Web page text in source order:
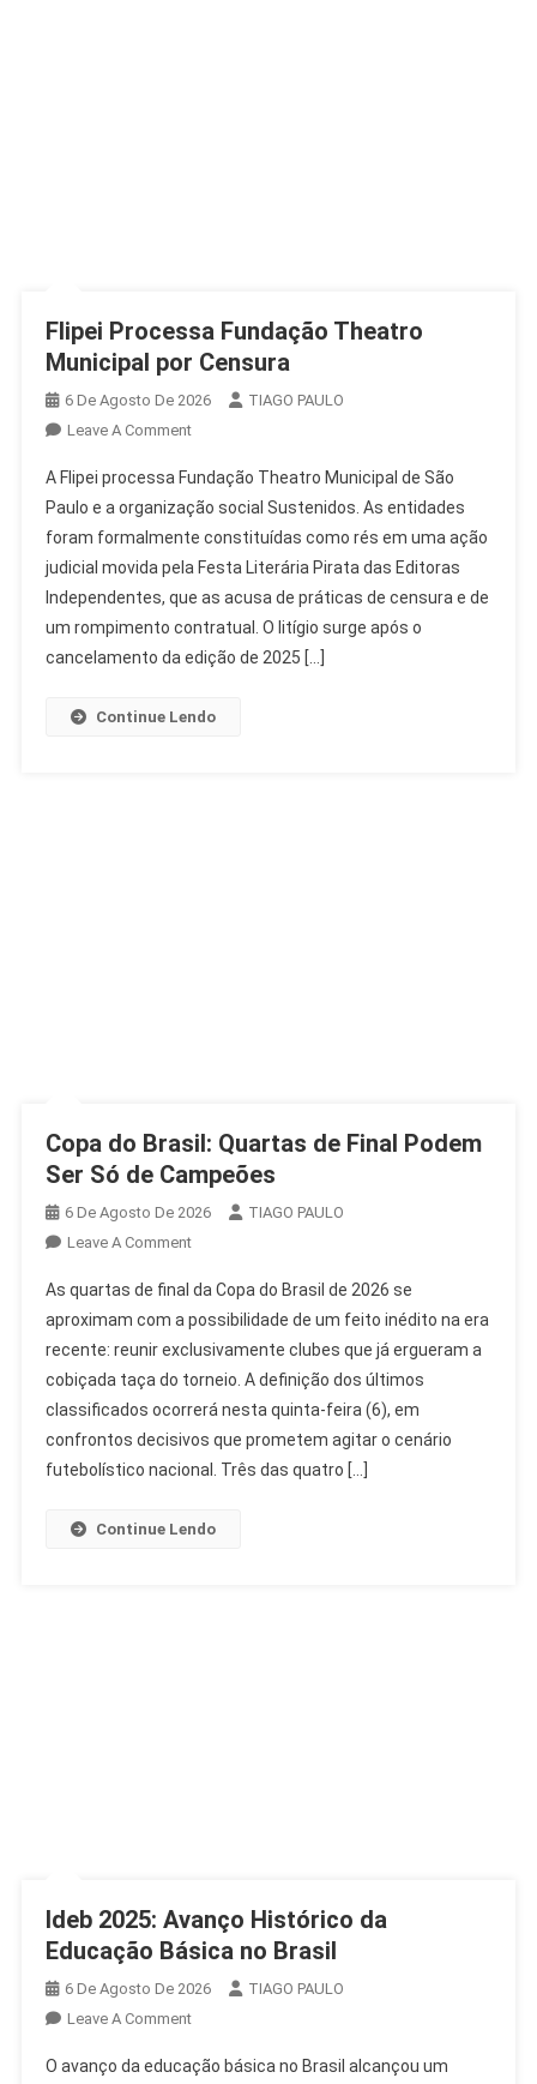
Flipei Processa Fundação Theatro
Municipal por Censura
6 De Agosto De 2026
TIAGO PAULO
Leave A CommentOn
Processa
Fundação
Theatro
Municipal
Por
Censura
A Flipei processa Fundação Theatro Municipal de São
Paulo e a organização social Sustenidos. As entidades
foram formalmente constituídas como rés em uma ação
judicial movida pela Festa Literária Pirata das Editoras
Independentes, que as acusa de práticas de censura e de
um rompimento contratual. O litígio surge após o
cancelamento da edição de 2025 […]
Continue Lendo
Copa do Brasil: Quartas de Final Podem
Ser Só de Campeões
6 De Agosto De 2026
TIAGO PAULO
Leave A CommentOn
Do
Brasil:
Quartas
De
Final
Podem
Ser
As quartas de final da Copa do Brasil de 2026 se
aproximam com a possibilidade de um feito inédito na era
recente: reunir exclusivamente clubes que já ergueram a
cobiçada taça do torneio. A definição dos últimos
classificados ocorrerá nesta quinta-feira (6), em
confrontos decisivos que prometem agitar o cenário
futebolístico nacional. Três das quatro […]
Continue Lendo
Ideb 2025: Avanço Histórico da
Educação Básica no Brasil
6 De Agosto De 2026
TIAGO PAULO
Leave A CommentOn
2025:
O avanço da educação básica no Brasil alcançou um